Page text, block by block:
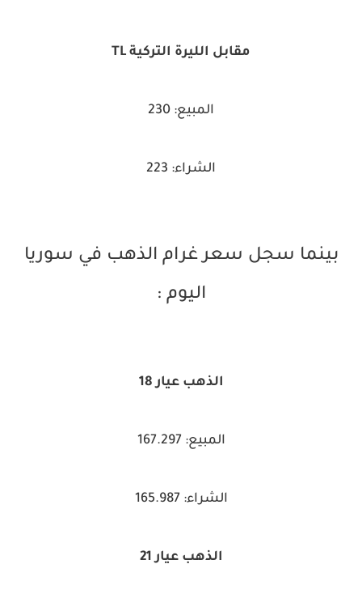
مقابل الليرة التركية TL
المبيع: 230
الشراء: 223
بينما سجل سعر غرام الذهب في سوريا
اليوم :
الذهب عيار 18
المبيع: 167.297
الشراء: 165.987
الذهب عيار 21